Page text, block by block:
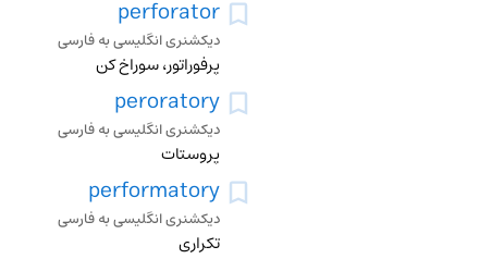
perforator
دیکشنری انگلیسی به فارسی
پرفوراتور، سوراخ کن
peroratory
دیکشنری انگلیسی به فارسی
پروستات
performatory
دیکشنری انگلیسی به فارسی
تکراری